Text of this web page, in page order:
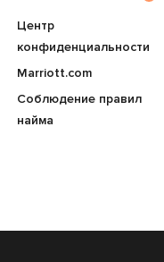
Центр
конфиденциальности
Marriott.com
Соблюдение правил
найма